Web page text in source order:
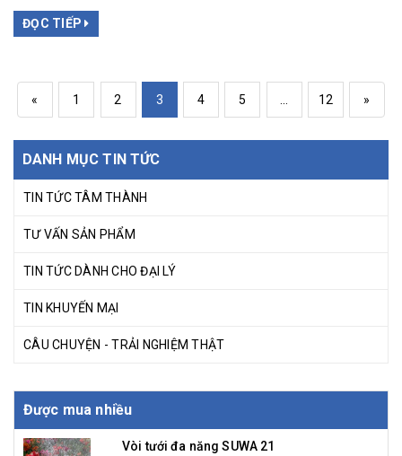
ĐỌC TIẾP
« 1 2 3 4 5 ... 12 »
DANH MỤC TIN TỨC
TIN TỨC TÂM THÀNH
TƯ VẤN SẢN PHẨM
TIN TỨC DÀNH CHO ĐẠI LÝ
TIN KHUYẾN MẠI
CÂU CHUYỆN - TRẢI NGHIỆM THẬT
Được mua nhiều
Vòi tưới đa năng SUWA 21